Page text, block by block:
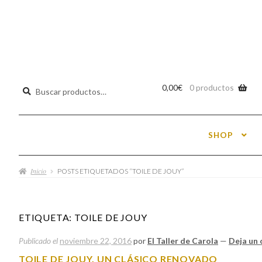
Buscar
0,00€ 0 productos
SHOP
Inicio POSTS ETIQUETADOS “TOILE DE JOUY”
ETIQUETA: TOILE DE JOUY
Publicado el noviembre 22, 2016por El Taller de Carola — Deja un
TOILE DE JOUY, UN CLÁSICO RENOVADO